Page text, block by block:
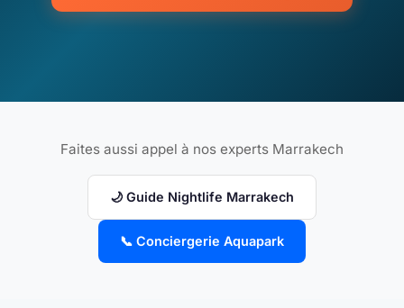
Faites aussi appel à nos experts Marrakech
🌙 Guide Nightlife Marrakech
📞 Conciergerie Aquapark